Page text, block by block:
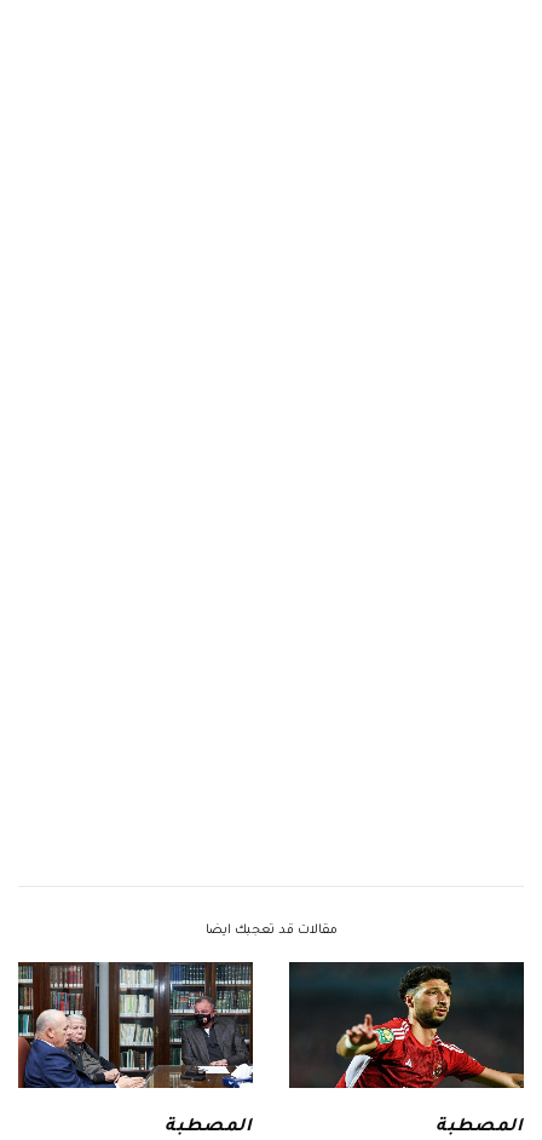
مقالات قد تعجبك ايضا
المصطبة المصطبة